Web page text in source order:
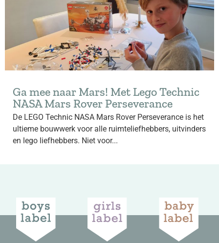
Ga mee naar Mars! Met Lego Technic
NASA Mars Rover Perseverance
De LEGO Technic NASA Mars Rover Perseverance is het
ultieme bouwwerk voor alle ruimteliefhebbers, uitvinders
en lego liefhebbers. Niet voor...